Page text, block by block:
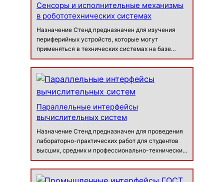
Сенсоры и исполнительные механизмы
в робототехнических системах
Назначение Стенд предназначен для изучения
периферийных устройств, которые могут
применяться в технических системах на базе
следующих электронных устройств:
микроконтроллеры и микропроцессоры;
программируемые логические интегральные
Параллельные интерфейсы
вычислительных систем
Назначение Стенд предназначен для проведения
лабораторно-практических работ для студентов
высших, средних и профессионально-технических
учебных заведений с целью получения знаний,
опыта и навыков работы с параллельным
интерфейсом подключения накопителей P…